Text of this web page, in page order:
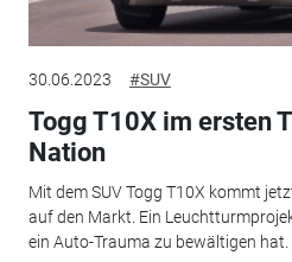
30.06.2023 #SUV
Togg T10X im ersten
Nation
Mit dem SUV Togg T10X kommt
auf den Markt. Ein
ein Auto-Trauma zu bewältigen hat.